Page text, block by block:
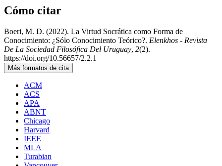
Cómo citar
Boeri, M. D. (2022). La Virtud Socrática como Forma de
Conocimiento: ¿Sólo Conocimiento Teórico?. Elenkhos - Revista
De La Sociedad Filosófica Del Uruguay, 2(2).
https://doi.org/10.56657/2.2.1
Más formatos de cita
ACM
ACS
APA
ABNT
Chicago
Harvard
IEEE
MLA
Turabian